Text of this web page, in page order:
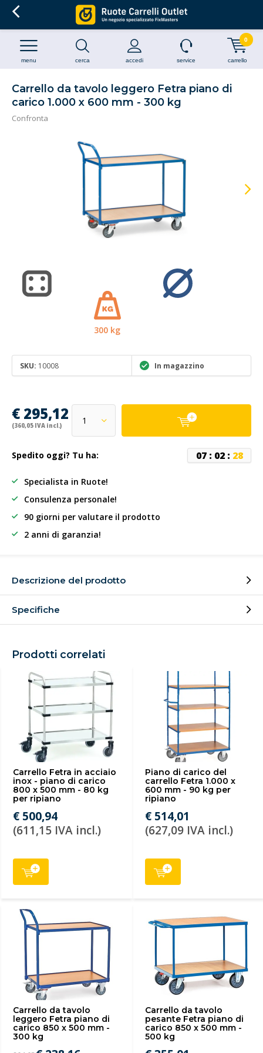
cerca accedi
menu service carrello
0
Carrello da tavolo leggero Fetra piano di
carico 1.000 x 600 mm - 300 kg
Confronta
300 kg
SKU: 10008 In magazzino
€ 295,12
(360,05 IVA incl.)
Spedito oggi? Tu ha: 07: 02: 27
Specialista in Ruote!
Consulenza personale!
90 giorni per valutare il prodotto
2 anni di garanzia!
Descrizione del prodotto
Specifiche
Prodotti correlati
Carrello Fetra in acciaio
inox - piano di carico
800 x 500 mm - 80 kg
per ripiano
€ 500,94
(611,15 IVA incl.)
Piano di carico del
carrello Fetra 1.000 x
600 mm - 90 kg per
ripiano
€ 514,01
(627,09 IVA incl.)
Carrello da tavolo
leggero Fetra piano di
carico 850 x 500 mm -
300 kg
Carrello da tavolo
pesante Fetra piano di
carico 850 x 500 mm -
500 kg